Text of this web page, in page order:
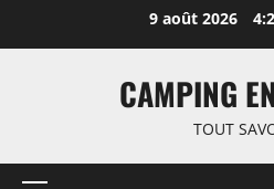
9 août 2026
CAMPING
TOUT